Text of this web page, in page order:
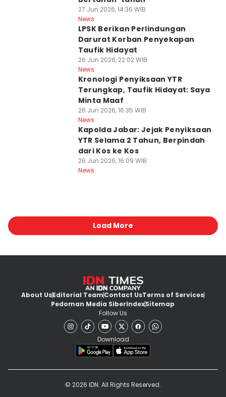
27 Jun 2026, 14:36 WIB
News
LPSK Berikan Perlindungan
Darurat Korban Penyekapan
Taufik Hidayat
26 Jun 2026, 22:02 WIB
News
Kronologi Penyiksaan YTR
Terungkap, Taufik Hidayat: Saya
Minta Maaf
26 Jun 2026, 16:35 WIB
News
Kapolda Jabar: Jejak Penyiksaan
YTR Selama 2 Tahun, Berpindah
dari Kos ke Kos
26 Jun 2026, 16:09 WIB
News
Load More
About UsEditorial TeamContact UsTerms of Services
Pedoman Media SiberIndexSitemap
Follow Us
Download
© 2026 IDN. All Rights Reserved.